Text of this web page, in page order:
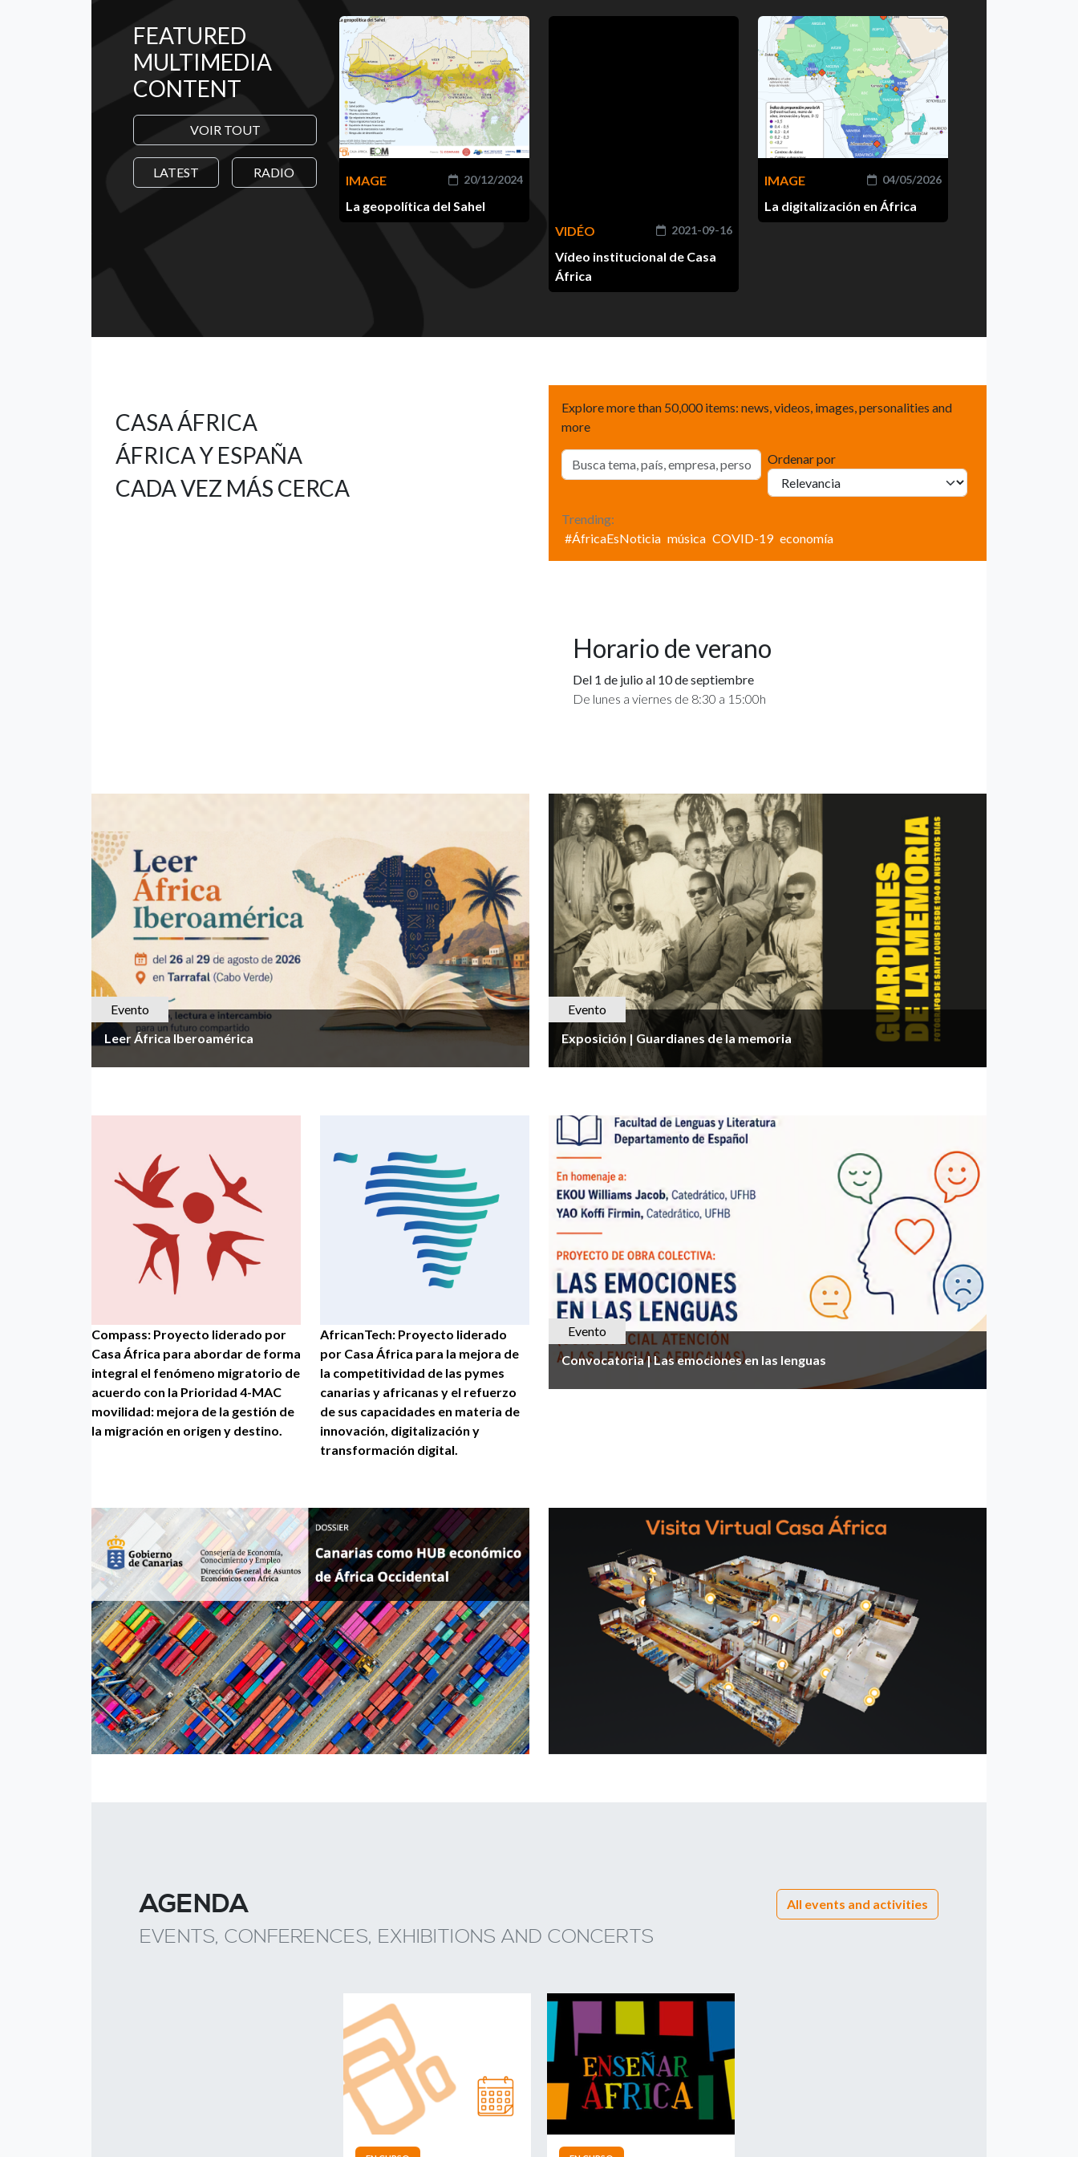
FEATURED
MULTIMEDIA
CONTENT
VOIR TOUT
LATEST RADIO
IMAGE 20/12/2024
La geopolítica del Sahel
VIDÉO
2021-09-16
Vídeo institucional de Casa
África
IMAGE 04/05/2026
La digitalización en África
CASA ÁFRICA
ÁFRICA Y ESPAÑA
CADA VEZ MÁS CERCA
Explore more than 50,000 items: news, videos, images, personalities and
more
Ordenar por
Trending:
#ÁfricaEsNoticia música COVID-19 economía
Horario de verano
Del 1 de julio al 10 de septiembre
De lunes a viernes de 8:30 a 15:00h
Leer África Iberoamérica
Evento
Compass: Proyecto liderado por
Casa África para abordar de forma
integral el fenómeno migratorio de
acuerdo con la Prioridad 4-MAC
movilidad: mejora de la gestión de
la migración en origen y destino.
AfricanTech: Proyecto liderado
por Casa África para la mejora de
la competitividad de las pymes
canarias y africanas y el refuerzo
de sus capacidades en materia de
innovación, digitalización y
transformación digital.
Exposición | Guardianes de la memoria
Evento
Convocatoria | Las emociones en las lenguas
Evento
AGENDA
EVENTS, CONFERENCES, EXHIBITIONS AND CONCERTS
All events and activities